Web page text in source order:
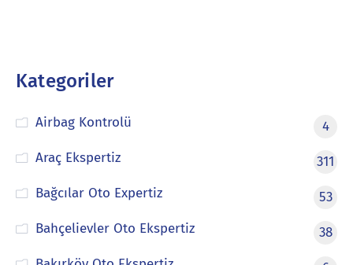
Kategoriler
Airbag Kontrolü
4
Araç Ekspertiz
311
Bağcılar Oto Expertiz
53
Bahçelievler Oto Ekspertiz
38